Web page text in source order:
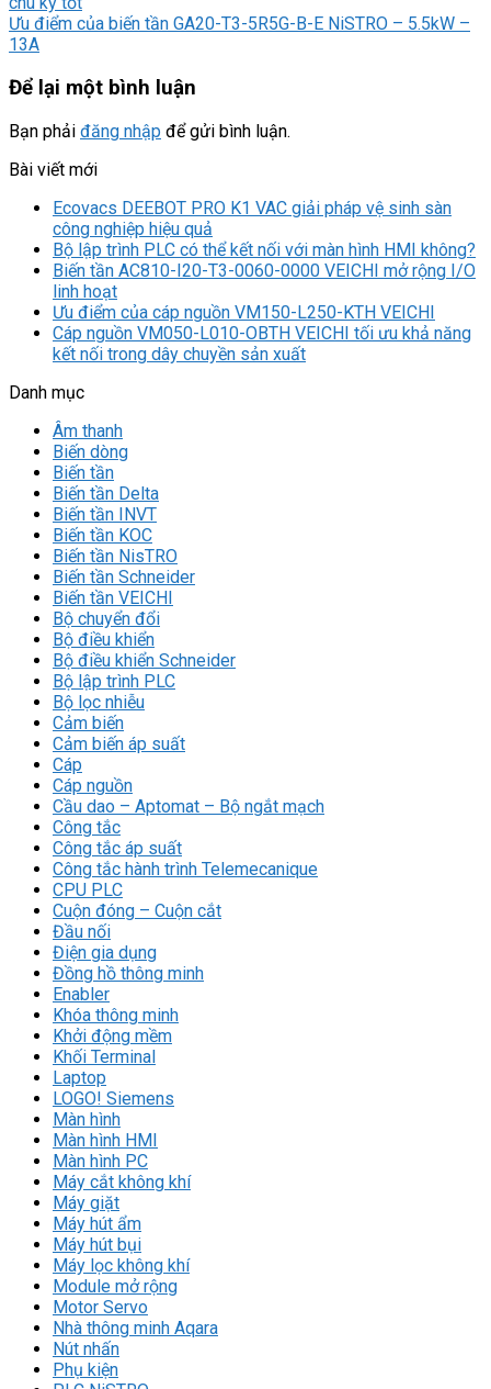
Ưu điểm của biến tần GA20-T3-5R5G-B-E NiSTRO – 5.5kW –
13A
Để lại một bình luận
Bạn phải đăng nhập để gửi bình luận.
Bài viết mới
Ecovacs DEEBOT PRO K1 VAC giải pháp vệ sinh sàn
công nghiệp hiệu quả
Bộ lập trình PLC có thể kết nối với màn hình HMI không?
Biến tần AC810-I20-T3-0060-0000 VEICHI mở rộng I/O
linh hoạt
Ưu điểm của cáp nguồn VM150-L250-KTH VEICHI
Cáp nguồn VM050-L010-OBTH VEICHI tối ưu khả năng
kết nối trong dây chuyền sản xuất
Danh mục
Âm thanh
Biến dòng
Biến tần
Biến tần Delta
Biến tần INVT
Biến tần KOC
Biến tần NisTRO
Biến tần Schneider
Biến tần VEICHI
Bộ chuyển đổi
Bộ điều khiển
Bộ điều khiển Schneider
Bộ lập trình PLC
Bộ lọc nhiễu
Cảm biến
Cảm biến áp suất
Cáp
Cáp nguồn
Cầu dao – Aptomat – Bộ ngắt mạch
Công tắc
Công tắc áp suất
Công tắc hành trình Telemecanique
CPU PLC
Cuộn đóng – Cuộn cắt
Đầu nối
Điện gia dụng
Đồng hồ thông minh
Enabler
Khóa thông minh
Khởi động mềm
Khối Terminal
Laptop
LOGO! Siemens
Màn hình
Màn hình HMI
Màn hình PC
Máy cắt không khí
Máy giặt
Máy hút ẩm
Máy hút bụi
Máy lọc không khí
Module mở rộng
Motor Servo
Nhà thông minh Aqara
Nút nhấn
Phụ kiện